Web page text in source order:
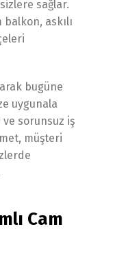
sağlar.
askılı
bugüne
uygunala
sorunsuz iş
müşteri
Cam